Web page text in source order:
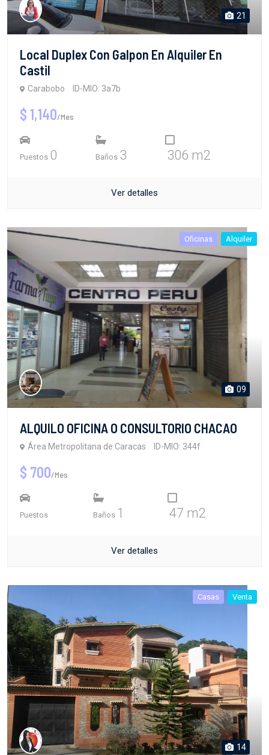
21
Local Duplex Con Galpon En Alquiler En
Castil
Carabobo ID-MIO: 3a7b
$ 1,140/Mes
Puestos 0 Baños 3 306 m2
Ver detalles
Oficinas Alquiler
09
ALQUILO OFICINA O CONSULTORIO CHACAO
Área Metropolitana de Caracas ID-MIO: 344f
$ 700/Mes
Puestos Baños 1 47 m2
Ver detalles
Casas Venta
14